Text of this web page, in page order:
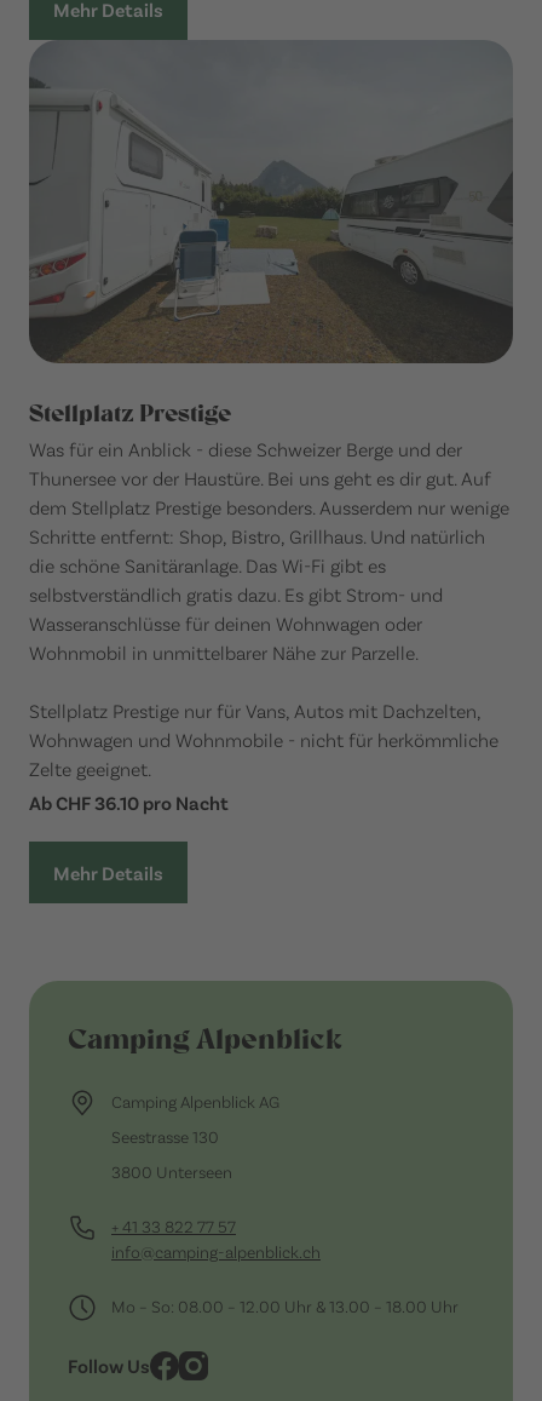
Mehr Details
Stellplatz Prestige
Was für ein Anblick - diese Schweizer Berge und der
Thunersee vor der Haustüre. Bei uns geht es dir gut. Auf
dem Stellplatz Prestige besonders. Ausserdem nur wenige
Schritte entfernt: Shop, Bistro, Grillhaus. Und natürlich
die schöne Sanitäranlage. Das Wi-Fi gibt es
selbstverständlich gratis dazu. Es gibt Strom- und
Wasseranschlüsse für deinen Wohnwagen oder
Wohnmobil in unmittelbarer Nähe zur Parzelle.
Stellplatz Prestige nur für Vans, Autos mit Dachzelten,
Wohnwagen und Wohnmobile - nicht für herkömmliche
Zelte geeignet.
Ab CHF 36.10 pro Nacht
Mehr Details
Camping Alpenblick
Camping Alpenblick AG
Seestrasse 130
3800 Unterseen
+ 41 33 822 77 57
info@camping-alpenblick.ch
Mo – So: 08.00 – 12.00 Uhr & 13.00 – 18.00 Uhr
Follow Us